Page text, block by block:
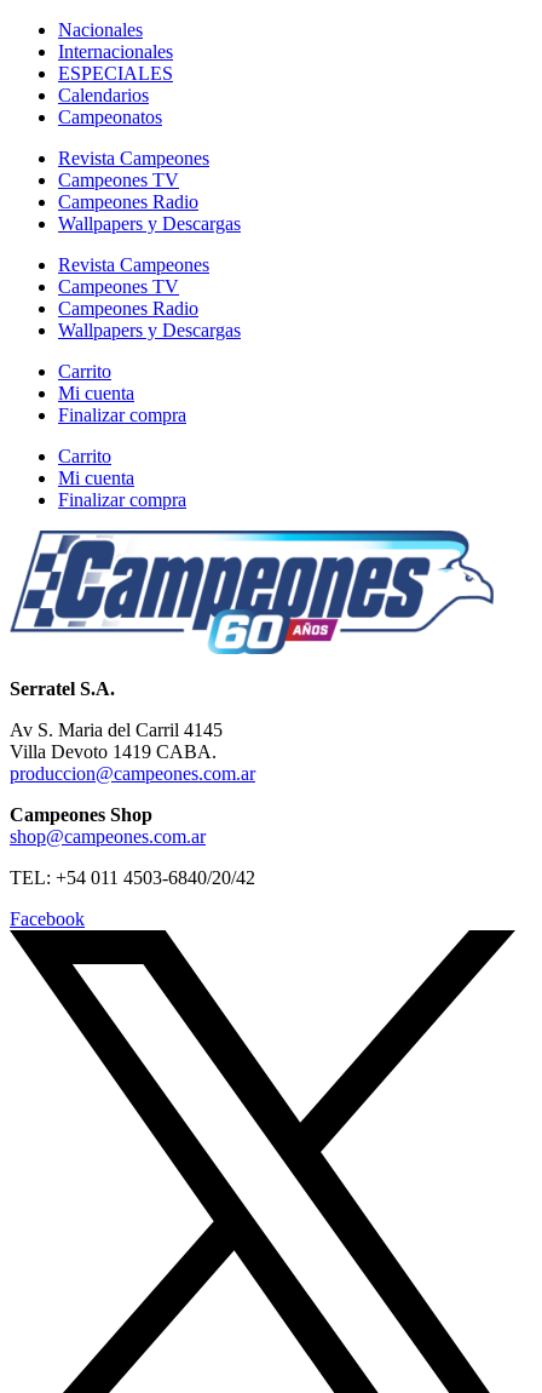
Nacionales
Internacionales
ESPECIALES
Calendarios
Campeonatos
Revista Campeones
Campeones TV
Campeones Radio
Wallpapers y Descargas
Revista Campeones
Campeones TV
Campeones Radio
Wallpapers y Descargas
Carrito
Mi cuenta
Finalizar compra
Carrito
Mi cuenta
Finalizar compra
Serratel S.A.
Av S. Maria del Carril 4145
Villa Devoto 1419 CABA.
produccion@campeones.com.ar
Campeones Shop
shop@campeones.com.ar
TEL: +54 011 4503-6840/20/42
Facebook